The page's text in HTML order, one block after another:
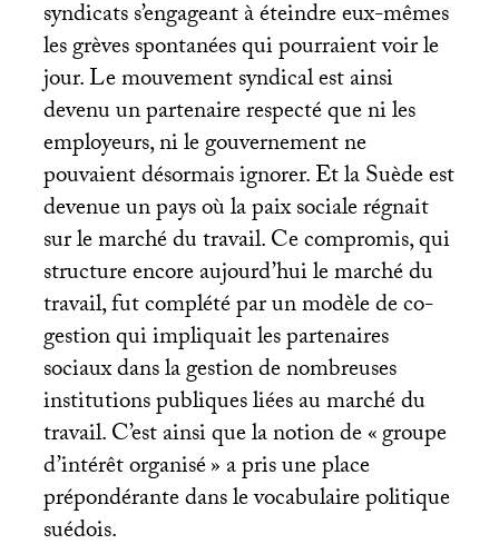
syndicats s’engageant à éteindre eux-mêmes
les grèves spontanées qui pourraient voir le
jour. Le mouvement syndical est ainsi
devenu un partenaire respecté que ni les
employeurs, ni le gouvernement ne
pouvaient désormais ignorer. Et la Suède est
devenue un pays où la paix sociale régnait
sur le marché du travail. Ce compromis, qui
structure encore aujourd’hui le marché du
travail, fut complété par un modèle de co-
gestion qui impliquait les partenaires
sociaux dans la gestion de nombreuses
institutions publiques liées au marché du
travail. C’est ainsi que la notion de «groupe
d’intérêt organisé» a pris une place
prépondérante dans le vocabulaire politique
suédois.